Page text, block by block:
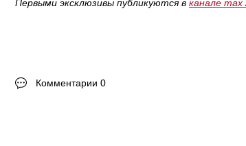
Первыми эксклюзивы публикуются в канале max
Комментарии 0